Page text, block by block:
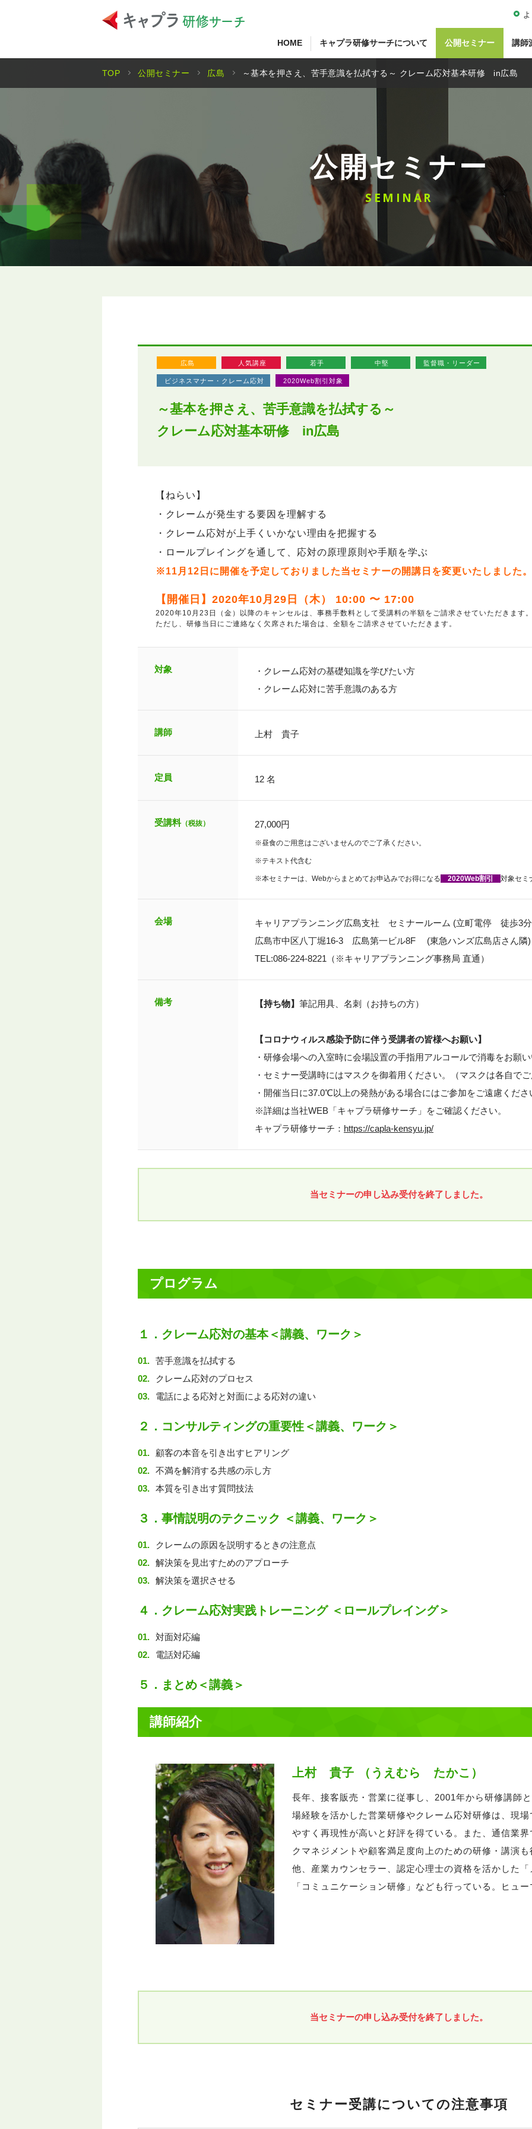
HOME キャプラ研修サーチについて 公開セミナー 講師
公開セミナー
SEMINAR
TOP 公開セミナー 広島 ～基本を押さえ、苦手意識を払拭する～ クレーム応対基本研修 in広島
広島 人気講座 若手 中堅 監督職・リーダー
ビジネスマナー・クレーム応対 2020Web割引対象
～基本を押さえ、苦手意識を払拭する～
クレーム応対基本研修 in広島
【ねらい】
・クレームが発生する要因を理解する
・クレーム応対が上手くいかない理由を把握する
・ロールプレイングを通して、応対の原理原則や手順を学ぶ
※11月12日に開催を予定しておりました当セミナーの開講日を変更いたしました。
【開催日】2020年10月29日（木） 10:00 〜 17:00
2020年10月23日（金）以降のキャンセルは、事務手数料として受講料の半額をご請求させていただきます
ただし、研修当日にご連絡なく欠席された場合は、全額をご請求させていただきます。
対象
・クレーム応対の基礎知識を学びたい方
・クレーム応対に苦手意識のある方
講師 上村 貴子
定員 12 名
受講料（税抜） 27,000円
※昼食のご用意はございませんのでご了承ください。
※テキスト代含む
※本セミナーは、Webからまとめてお申込みでお得になる 2020Web割引 対象セミ
会場
キャリアプランニング広島支社 セミナールーム (立町電停 徒歩3
広島市中区八丁堀16-3 広島第一ビル8F (東急ハンズ広島店さん隣)
TEL:086-224-8221（※キャリアプランニング事務局 直通）
備考 【持ち物】 筆記用具、名刺（お持ちの方）
【コロナウィルス感染予防に伴う受講者の皆様へお願い】
・研修会場への入室時に会場設置の手指用アルコールで消毒をお願
・セミナー受講時にはマスクを御着用ください。（マスクは各自で
・開催当日に37.0℃以上の発熱がある場合にはご参加をご遠慮くださ
※詳細は当社WEB「キャプラ研修サーチ」をご確認ください。
キャプラ研修サーチ： https://capla-kensyu.jp/
当セミナーの申し込み受付を終了しました。
プログラム
１．クレーム応対の基本＜講義、ワーク＞
苦手意識を払拭する
クレーム応対のプロセス
電話による応対と対面による応対の違い
２．コンサルティングの重要性＜講義、ワーク＞
顧客の本音を引き出すヒアリング
不満を解消する共感の示し方
本質を引き出す質問技法
３．事情説明のテクニック ＜講義、ワーク＞
クレームの原因を説明するときの注意点
解決策を見出すためのアプローチ
解決策を選択させる
４．クレーム応対実践トレーニング ＜ロールプレイング＞
対面対応編
電話対応編
５．まとめ＜講義＞
講師紹介
上村 貴子 （うえむら たかこ）
長年、接客販売・営業に従事し、2001年から研修講師
場経験を活かした営業研修やクレーム応対研修は、現
やすく再現性が高いと好評を得ている。また、通信業
クマネジメントや顧客満足度向上のための研修・講演
他、産業カウンセラー、認定心理士の資格を活かした
「コミュニケーション研修」なども行っている。ヒュ
当セミナーの申し込み受付を終了しました。
セミナー受講についての注意事項